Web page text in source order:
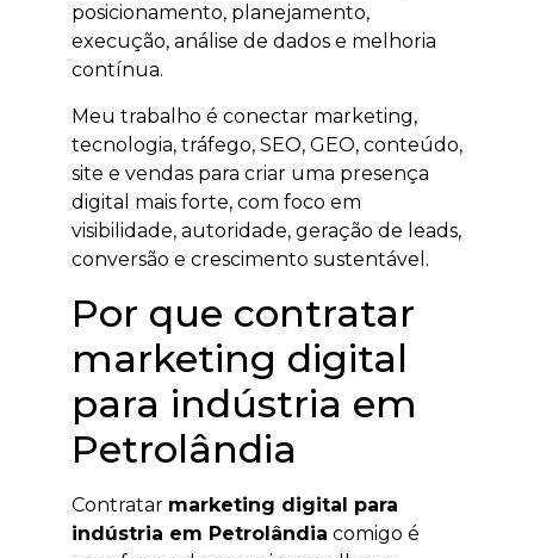
posicionamento, planejamento,
execução, análise de dados e melhoria
contínua.
Meu trabalho é conectar marketing,
tecnologia, tráfego, SEO, GEO, conteúdo,
site e vendas para criar uma presença
digital mais forte, com foco em
visibilidade, autoridade, geração de leads,
conversão e crescimento sustentável.
Por que contratar
marketing digital
para indústria em
Petrolândia
Contratar marketing digital para
indústria em Petrolândia comigo é